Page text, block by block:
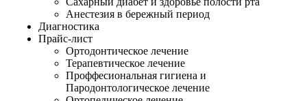
Анестезия в бережный период
Диагностика
Прайс-лист
Ортодонтическое лечение
Терапевтическое лечение
Проффесиональная гигиена и
Пародонтологическое лечение
стремятся сохранить каждый зуб.
Новые стоматологические технологии, оборудование,
материалы — всё это помогает бороться за сохранение
здоровой улыбки.
Тем не менее, возникают ситуации, когда без удаления зуба не
обойтись, чтобы не допустить серьезных осложнений. Каковы
же наиболее частые вопросы на тему удаления обычных зубов
и зубов мудрости возникают у пациентов?